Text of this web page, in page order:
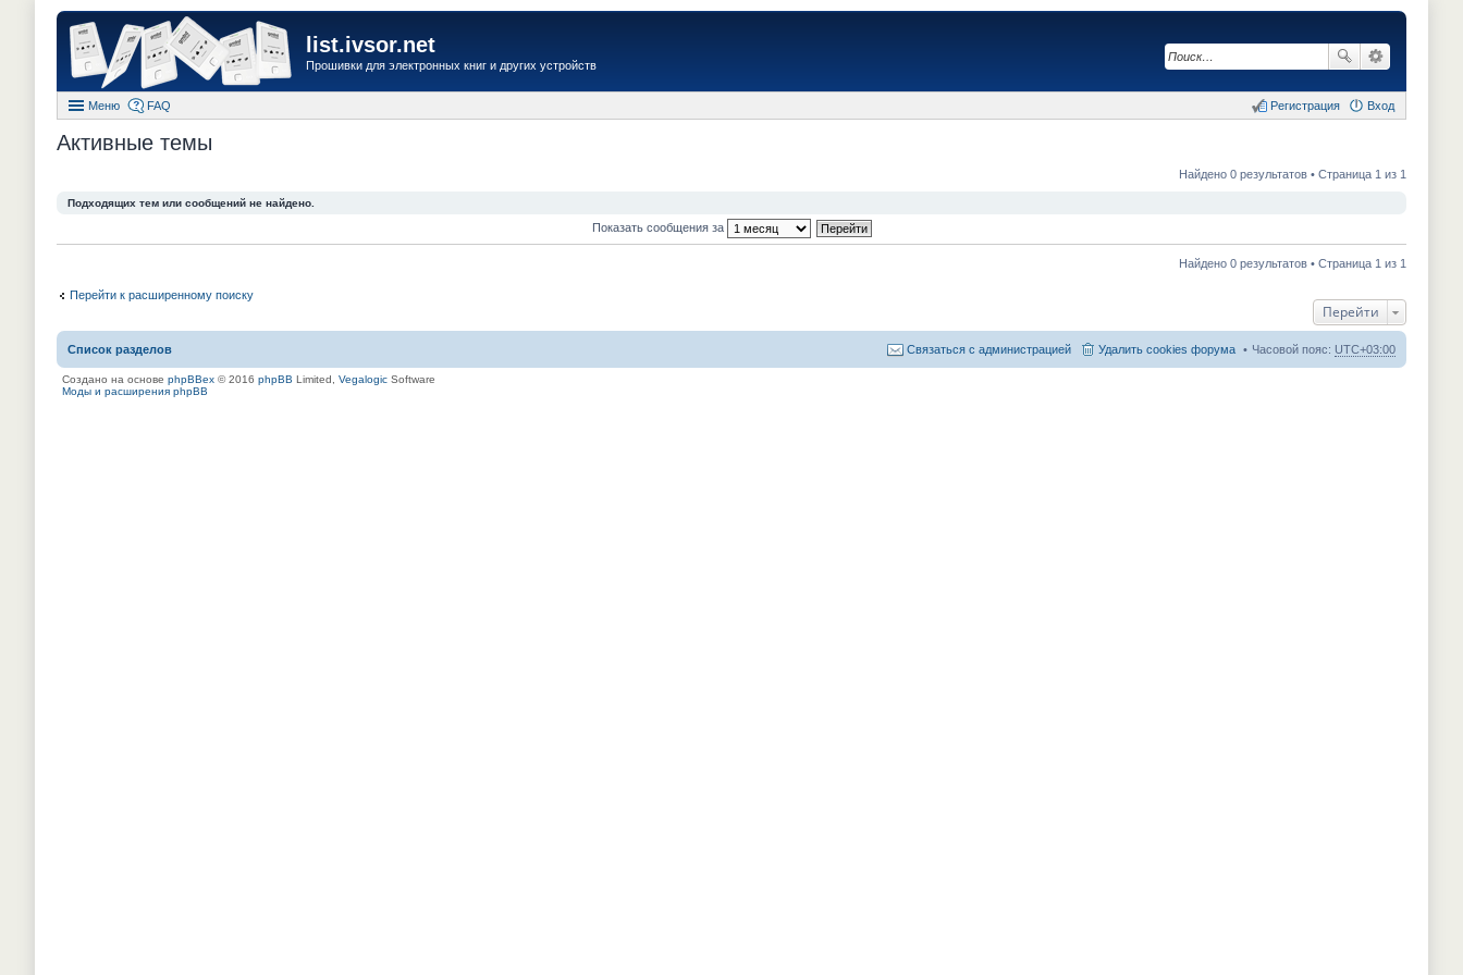
list.ivsor.net
Прошивки для электронных книг и других устройств
Меню FAQ Вход
Регистрация
Активные темы
Найдено 0 результатов • Страница 1 из 1
Подходящих тем или сообщений не найдено.
Показать сообщения за
Найдено 0 результатов • Страница 1 из 1
Перейти к расширенному поиску
Перейти
Список разделов Часовой пояс: UTC+03:00
Удалить cookies форума
Связаться с администрацией
Создано на основе phpBBex © 2016 phpBB Limited, Vegalogic Software
Моды и расширения phpBB